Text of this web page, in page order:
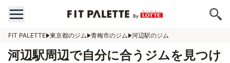
FIT PALETTE 東京都のジム 青梅市のジム 河辺駅のジム
河辺駅周辺で自分に合うジムを見つけ